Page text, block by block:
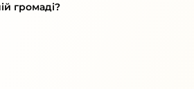
громаді?